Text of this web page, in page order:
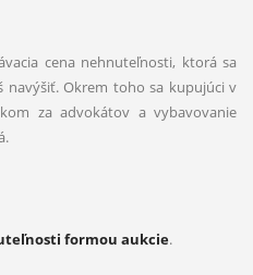
cena nehnuteľnosti, ktorá sa
navýšiť. Okrem toho sa kupujúci v
za advokátov a vybavovanie
formou aukcie.